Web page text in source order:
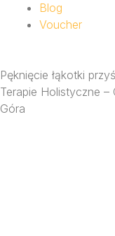
Blog
Voucher
Pęknięcie łąkotki
Terapie Holistyczne –
Góra